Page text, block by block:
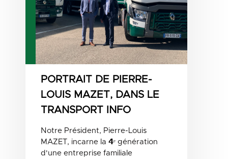
PORTRAIT DE PIERRE-
LOUIS MAZET, DANS LE
TRANSPORT INFO
Notre Président, Pierre-Louis
MAZET, incarne la 𝟰ᵉ génération
d'une entreprise familiale